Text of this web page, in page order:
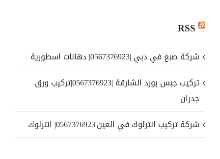
RSS
شركة صبغ في دبي |0567376923| دهانات اسطورية
تركيب جبس بورد الشارقة |0567376923|تركيب ورق
جدران
شركة تركيب انترلوك في العين|0567376923| انترلوك